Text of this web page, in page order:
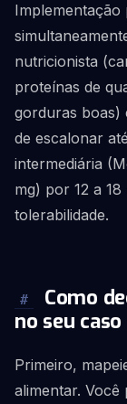
Implementação
nutricionista
proteínas de
gorduras boas)
de escalonar
intermediária
mg) por 12 a
tolerabilidade.
#
Como
no seu
Primeiro,
alimentar. Você